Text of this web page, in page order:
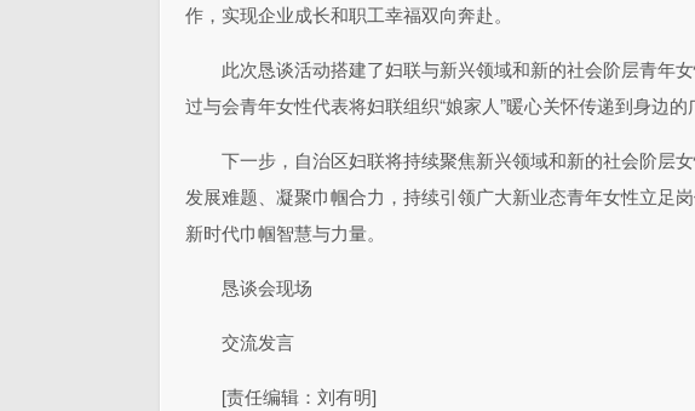
作，实现企业成长和职工幸福双向奔赴。
此次恳谈活动搭建了妇联与新兴领域和新的社会阶层青年
过与会青年女性代表将妇联组织“娘家人”暖心关怀传递到身边的
下一步，自治区妇联将持续聚焦新兴领域和新的社会阶层
发展难题、凝聚巾帼合力，持续引领广大新业态青年女性立足
新时代巾帼智慧与力量。
恳谈会现场
交流发言
[责任编辑：刘有明]